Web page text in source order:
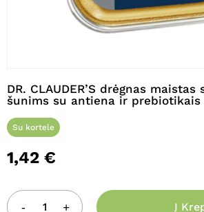
DR. CLAUDER’S drėgnas maistas
šunims su antiena ir prebiotikais
Su kortele
1,42 €
Į
išsaugoti vardą, el.